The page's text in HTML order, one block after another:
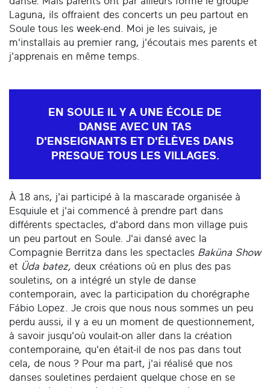
Laguna, ils offraient des concerts un peu partout en
Soule tous les week-end. Moi je les suivais, je
m'installais au premier rang, j'écoutais mes parents et
j'apprenais en même temps.
EN SOULE IL Y A UNE ÉCOLE DE
DANSE AVEC UN TAS
D'ENSEIGNANTS ET D'ÉLÈVES DANS
PRESQUE TOUS LES VILLAGES.
À 18 ans, j'ai participé à la mascarade organisée à
Esquiule et j'ai commencé à prendre part dans
différents spectacles, d'abord dans mon village puis
un peu partout en Soule. J'ai dansé avec la
Compagnie Berritza dans les spectacles Baküna Show
et Üda batez, deux créations où en plus des pas
souletins, on a intégré un style de danse
contemporain, avec la participation du chorégraphe
Fábio Lopez. Je crois que nous nous sommes un peu
perdu aussi, il y a eu un moment de questionnement,
à savoir jusqu'où voulait-on aller dans la création
contemporaine, qu'en était-il de nos pas dans tout
cela, de nous ? Pour ma part, j'ai réalisé que nos
danses souletines perdaient quelque chose en se